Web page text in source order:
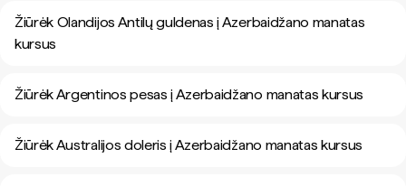
Žiūrėk Olandijos Antilų guldenas į Azerbaidžano manatas
kursus
Žiūrėk Argentinos pesas į Azerbaidžano manatas kursus
Žiūrėk Australijos doleris į Azerbaidžano manatas kursus